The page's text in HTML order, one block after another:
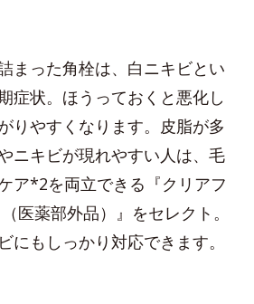
まった角栓は、白ニキビとい
症状。ほうっておくと悪化し
りやすくなります。皮脂が多
ニキビが現れやすい人は、毛
ア*2を両立できる『クリアフ
医薬部外品）』をセレクト。
にもしっかり対応できます。